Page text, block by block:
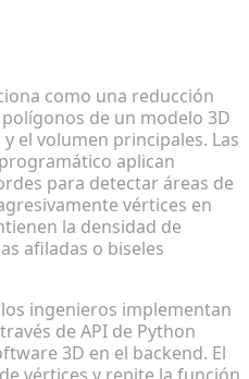
como una reducción
de un modelo 3D
el volumen principales. Las
aplican
para detectar áreas de
vértices en
la densidad de
afiladas o biseles
ingenieros implementan
de API de Python
3D en el backend. El